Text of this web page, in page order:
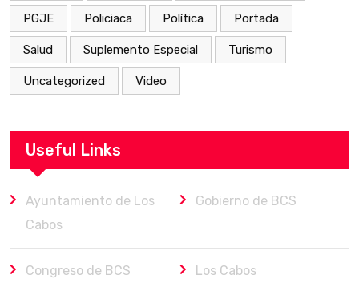
PGJE Policiaca Política Portada
Salud Suplemento Especial Turismo
Uncategorized Video
Useful Links
Ayuntamiento de Los
Cabos
Gobierno de BCS
Congreso de BCS Los Cabos